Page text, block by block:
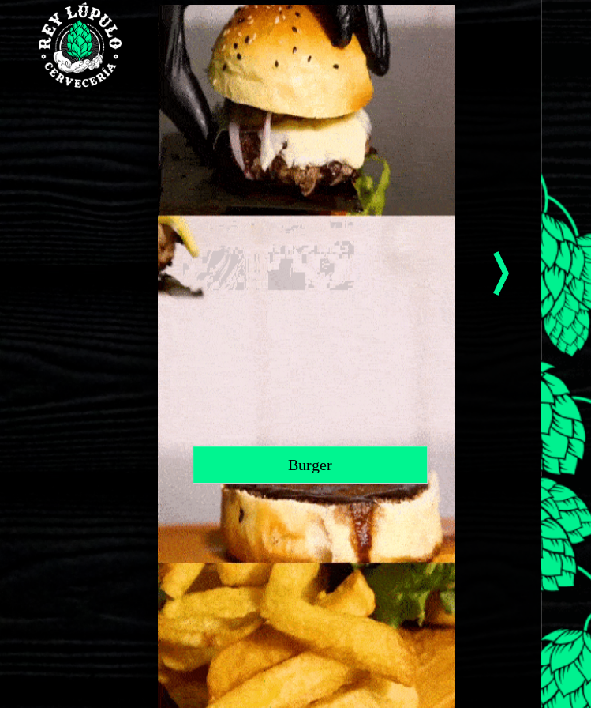
Home
REGISTRARSE
PEDIDOS
PAGAR
Mi
Pedido
Carta
Digital
Burger
Snaks
Birra
Burger
Delivery disponible por
© Whatsapp de contacto +54 9